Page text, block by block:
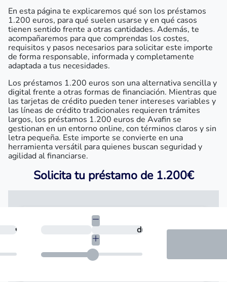
En esta página te explicaremos qué son los préstamos
1.200 euros, para qué suelen usarse y en qué casos
tienen sentido frente a otras cantidades. Además, te
acompañaremos para que comprendas los costes,
requisitos y pasos necesarios para solicitar este importe
de forma responsable, informada y completamente
adaptada a tus necesidades.
Los préstamos 1.200 euros son una alternativa sencilla y
digital frente a otras formas de financiación. Mientras que
las tarjetas de crédito pueden tener intereses variables y
las líneas de crédito tradicionales requieren trámites
largos, los préstamos 1.200 euros de Avafin se
gestionan en un entorno online, con términos claros y sin
letra pequeña. Este importe se convierte en una
herramienta versátil para quienes buscan seguridad y
agilidad al financiarse.
Solicita tu préstamo de 1.200€
€ ¿En cuántos días quieres devolverlo?
días